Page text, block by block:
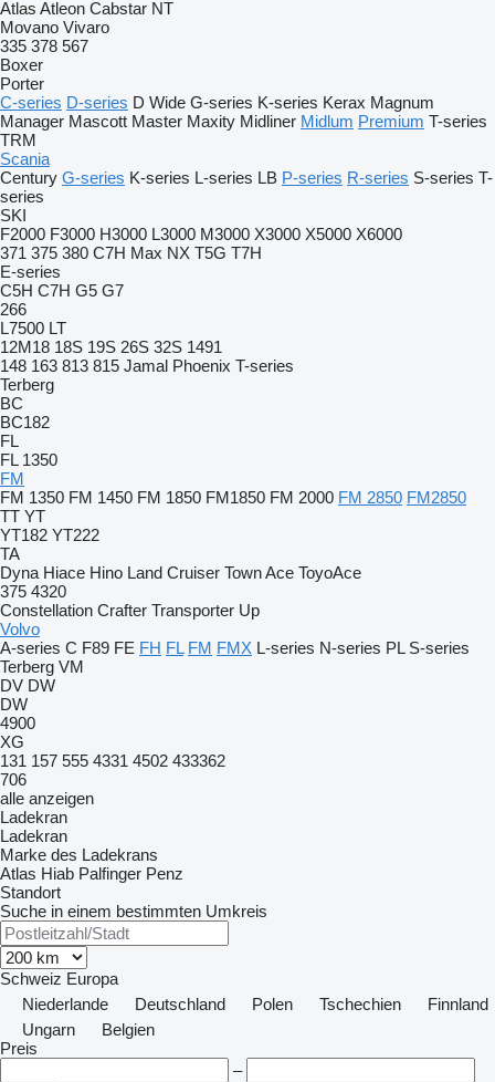
Atlas Atleon Cabstar NT
Movano Vivaro
335 378 567
Boxer
Porter
C-series D-series D Wide G-series K-series Kerax Magnum
Manager Mascott Master Maxity Midliner Midlum Premium T-series
TRM
Scania
Century G-series K-series L-series LB P-series R-series S-series T-
series
SKI
F2000 F3000 H3000 L3000 M3000 X3000 X5000 X6000
371 375 380 C7H Max NX T5G T7H
E-series
C5H C7H G5 G7
266
L7500 LT
12M18 18S 19S 26S 32S 1491
148 163 813 815 Jamal Phoenix T-series
Terberg
BC
BC182
FL
FL 1350
FM
FM 1350 FM 1450 FM 1850 FM1850 FM 2000 FM 2850 FM2850
TT YT
YT182 YT222
TA
Dyna Hiace Hino Land Cruiser Town Ace ToyoAce
375 4320
Constellation Crafter Transporter Up
Volvo
A-series C F89 FE FH FL FM FMX L-series N-series PL S-series
Terberg VM
DV DW
DW
4900
XG
131 157 555 4331 4502 433362
706
alle anzeigen
Ladekran
Ladekran
Marke des Ladekrans
Atlas Hiab Palfinger Penz
Standort
Suche in einem bestimmten Umkreis
Schweiz Europa
Niederlande
Deutschland Polen Tschechien
Finnland
Ungarn
Belgien
Preis
–